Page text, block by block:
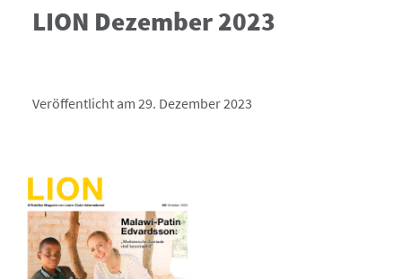
LION Dezember 2023
Veröffentlicht am 29. Dezember 2023